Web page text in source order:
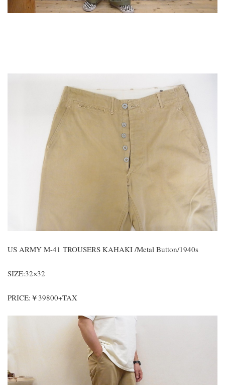
US ARMY M-41 TROUSERS KAHAKI /Metal Button/1940s
SIZE:32×32
PRICE:￥39800+TAX